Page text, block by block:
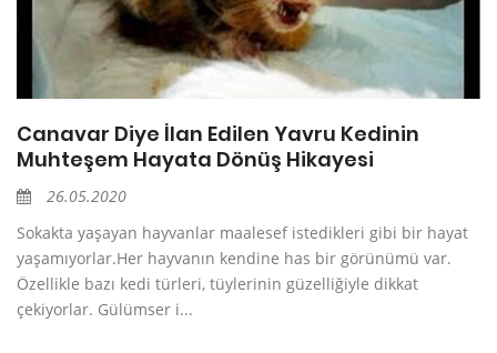
Canavar Diye İlan Edilen Yavru Kedinin
Muhteşem Hayata Dönüş Hikayesi
26.05.2020
Sokakta yaşayan hayvanlar maalesef istedikleri gibi bir hayat
yaşamıyorlar.Her hayvanın kendine has bir görünümü var.
Özellikle bazı kedi türleri, tüylerinin güzelliğiyle dikkat
çekiyorlar. Gülümser i...